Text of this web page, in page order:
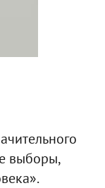
выборы,